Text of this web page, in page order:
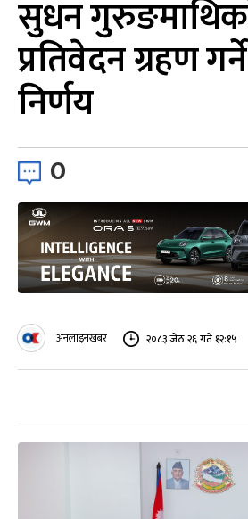
सुधन
प्रतिवेदन ग्रहण
निर्णय
0
अनलाइनखबर २०८३ जेठ २६ गते १२:१५